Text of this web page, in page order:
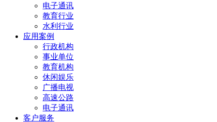
电子通讯
教育行业
水利行业
应用案例
行政机构
事业单位
教育机构
休闲娱乐
广播电视
高速公路
电子通讯
客户服务